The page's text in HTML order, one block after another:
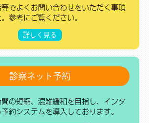
でよくお問い合わせをいただく事項
参考にご覧ください。
詳しく見る
診察ネット予約
の短縮、混雑緩和を目指し、インタ
約システムを導入しております。